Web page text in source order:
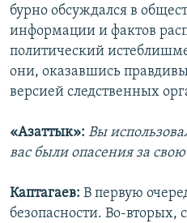
бурно обсуждался в
информации и фактов
политический
они, оказавшись
версией следственных
«Азаттык»: Вы
вас были опасения за
Каптагаев: В первую
безопасности. Во-вторых,